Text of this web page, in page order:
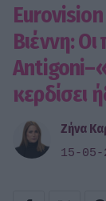
Βιέννη:
κερδίσει
Ζήνα
15-05-